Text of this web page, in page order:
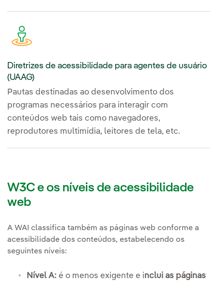
Diretrizes de acessibilidade para agentes de usuário
(UAAG)
Pautas destinadas ao desenvolvimento dos
programas necessários para interagir com
conteúdos web tais como navegadores,
reprodutores multimídia, leitores de tela, etc.
W3C e os níveis de acessibilidade
web
A WAI classifica também as páginas web conforme a
acessibilidade dos conteúdos, estabelecendo os
seguintes níveis:
Nível A: é o menos exigente e inclui as páginas